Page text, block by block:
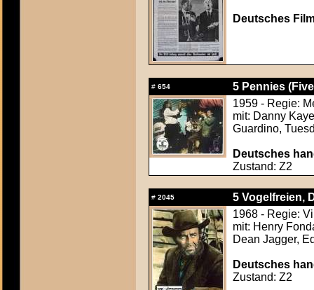
Deutsches
# 654
5 Pennies
1959 - Regie:
mit: Danny
Guardino,
Deutsches
Zustand: Z2
# 2045
5 Vogelfreien,
1968 - Regie:
mit: Henry
Dean Jagger,
Deutsches
Zustand: Z2